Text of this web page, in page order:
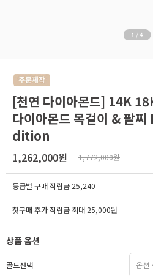
1 /4
[천연 다이아몬드] 14K
다이아몬드 목걸이 & 팔
dition
1,262,000원 1,772,000원
등급별 구매 적립금 25,240
첫구매 추가 적립금 최대 25,000원
상품 옵션
골드선택